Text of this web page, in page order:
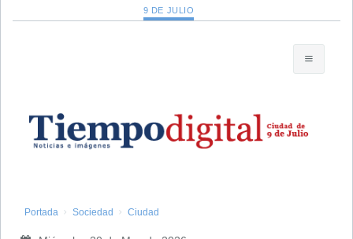
9 DE JULIO
Portada Sociedad Ciudad